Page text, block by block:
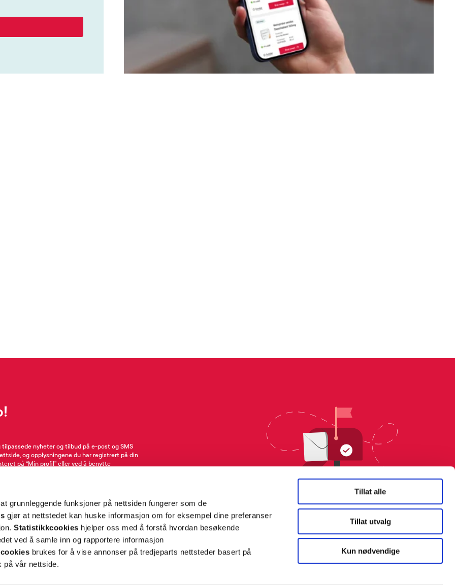
grunnleggende funksjoner på nettsiden fungerer som de
gjør at nettstedet kan huske informasjon om for eksempel dine preferanser
Statistikkcookies hjelper oss med å forstå hvordan besøkende
ved å samle inn og rapportere informasjon
brukes for å vise annonser på tredjeparts nettsteder basert på
på vår nettside.
Tillat alle
Tillat utvalg
Kun nødvendige
nyheter og tilbud på e-post og SMS
og opplysningene du har registrert på din
på “Min profil” eller ved å benytte
Meld meg på